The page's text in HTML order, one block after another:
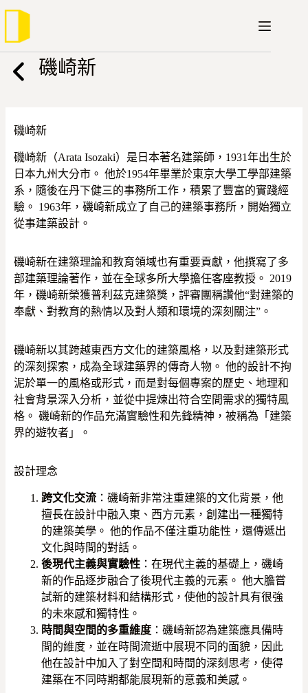
跳
主
磯崎新
磯崎新
磯崎新（Arata Isozaki）是日本著名建築師，1931年出生於
日本九州大分市。 他於1954年畢業於東京大學工學部建築
系，隨後在丹下健三的事務所工作，積累了豐富的實踐經
驗。 1963年，磯崎新成立了自己的建築事務所，開始獨立
從事建築設計。
磯崎新在建築理論和教育領域也有重要貢獻，他撰寫了多
部建築理論著作，並在全球多所大學擔任客座教授。 2019
年，磯崎新榮獲普利茲克建築獎，評審團稱讚他“對建築的
奉獻、對教育的熱情以及對人類和環境的深刻關注”。
磯崎新以其跨越東西方文化的建築風格，以及對建築形式
的深刻探索，成為全球建築界的傳奇人物。 他的設計不拘
泥於單一的風格或形式，而是對每個專案的歷史、地理和
社會背景深入分析，並從中提煉出符合空間需求的獨特風
格。 磯崎新的作品充滿實驗性和先鋒精神，被稱為「建築
界的遊牧者」。
設計理念
跨文化交流 ：磯崎新非常注重建築的文化背景，他
擅長在設計中融入東、西方元素，創建出一種獨特
的建築美學。 他的作品不僅注重功能性，還傳遞出
文化與時間的對話。
後現代主義與實驗性 ：在現代主義的基礎上，磯崎
新的作品逐步融合了後現代主義的元素。 他大膽嘗
試新的建築材料和結構形式，使他的設計具有很強
的未來感和獨特性。
時間與空間的多重維度 ：磯崎新認為建築應具備時
間的維度，並在時間流逝中展現不同的面貌，因此
他在設計中加入了對空間和時間的深刻思考，使得
建築在不同時期都能展現新的意義和美感。